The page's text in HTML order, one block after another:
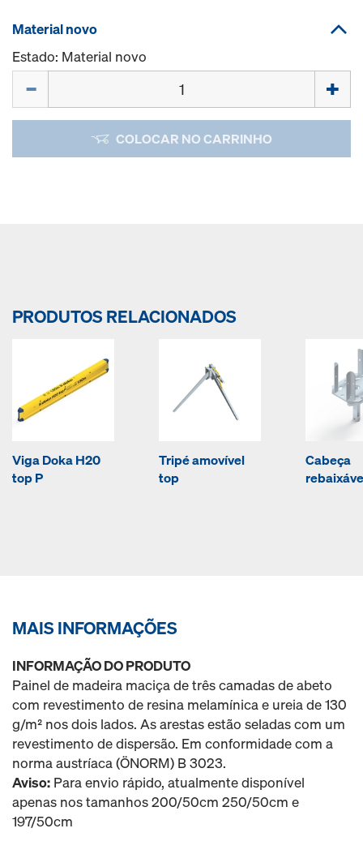
Material novo
Estado: Material novo
COLOCAR NO CARRINHO
PRODUTOS RELACIONADOS
Viga Doka H20
top P
Tripé amovível
top
Cabeça
MAIS INFORMAÇÕES
INFORMAÇÃO DO PRODUTO
Painel de madeira maciça de três camadas de abeto
com revestimento de resina melamínica e ureia de 130
g/m² nos dois lados. As arestas estão seladas com um
revestimento de dispersão. Em conformidade com a
norma austríaca (ÖNORM) B 3023.
Aviso: Para envio rápido, atualmente disponível
apenas nos tamanhos 200/50cm 250/50cm e
197/50cm